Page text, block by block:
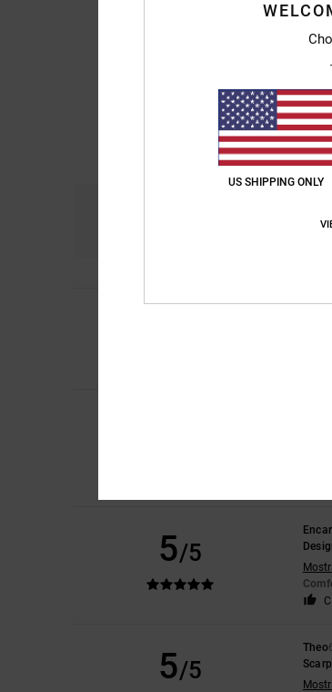
5/5
5/5
Theo
US SHIPPING ONLY